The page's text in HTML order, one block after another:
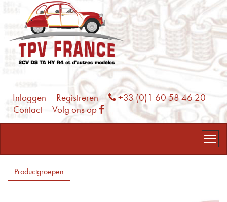
Inloggen Registreren Phone
+33 (0)1 60 58 46 20
Contact
Volg ons op Facebook
Productgroepen